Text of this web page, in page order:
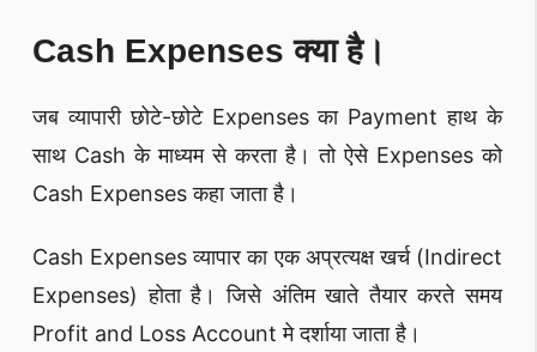
Cash Expenses क्या है।
जब व्यापारी छोटे-छोटे Expenses का Payment हाथ के
साथ Cash के माध्यम से करता है। तो ऐसे Expenses को
Cash Expenses कहा जाता है।
Cash Expenses व्यापार का एक अप्रत्यक्ष खर्च (Indirect
Expenses) होता है। जिसे अंतिम खाते तैयार करते समय
Profit and Loss Account मे दर्शाया जाता है।